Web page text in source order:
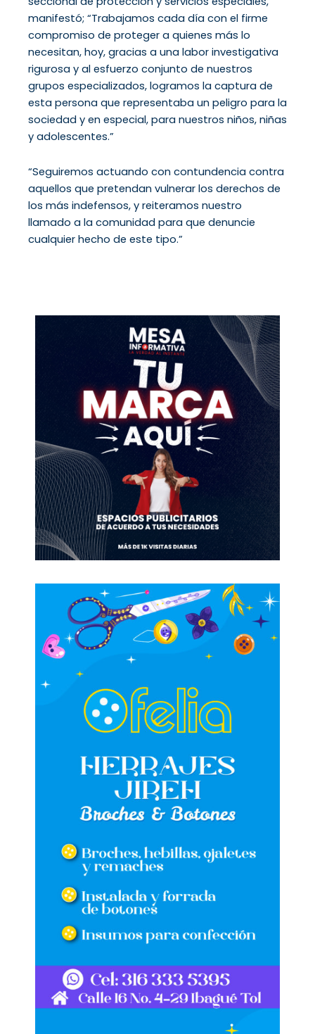
manifestó; “Trabajamos cada día con el firme
compromiso de proteger a quienes más lo
necesitan, hoy, gracias a una labor investigativa
rigurosa y al esfuerzo conjunto de nuestros
grupos especializados, logramos la captura de
esta persona que representaba un peligro para la
sociedad y en especial, para nuestros niños, niñas
y adolescentes.”
“Seguiremos actuando con contundencia contra
aquellos que pretendan vulnerar los derechos de
los más indefensos, y reiteramos nuestro
llamado a la comunidad para que denuncie
cualquier hecho de este tipo.”